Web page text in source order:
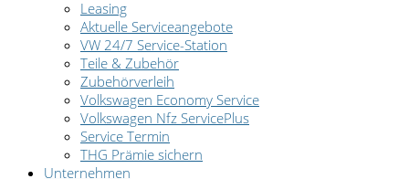
Leasing
Aktuelle Serviceangebote
VW 24/7 Service-Station
Teile & Zubehör
Zubehörverleih
Volkswagen Economy Service
Volkswagen Nfz ServicePlus
Service Termin
THG Prämie sichern
Unternehmen